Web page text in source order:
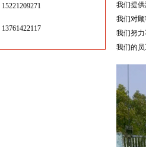
15221209271
13761422117
我们提
我们对
我们努力
我们的员